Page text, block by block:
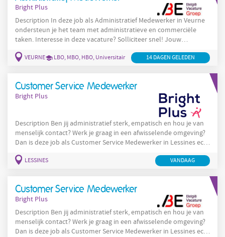
Bright Plus
Description In deze job als Administratief Medewerker in Veurne
ondersteun je het team met administratieve en commerciële
taken. Interesse in deze vacature? Solliciteer snel! Jouw
volgt klantendossiers en contracten op. Je stelt een optimale
VEURNE LBO, MBO, HBO, Universitair 14 DAGEN GELEDEN
Customer Service Medewerker
Bright Plus
Description Ben jij administratief sterk, empatisch en hou je van
menselijk contact? Werk je graag in een afwisselende omgeving?
Dan is deze job als Customer Service Medewerker in Lessines echt
Medewerker ben jij het eerste aanspreekpunt voor de patiënten.
LESSINES VANDAAG
Customer Service Medewerker
Bright Plus
Description Ben jij administratief sterk, empatisch en hou je van
menselijk contact? Werk je graag in een afwisselende omgeving?
Dan is deze job als Customer Service Medewerker in Lessines echt